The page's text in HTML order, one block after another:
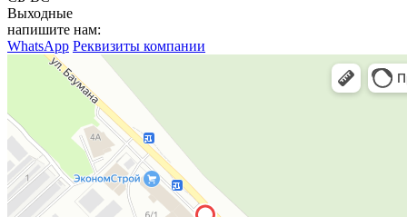
Выходные
напишите нам:
WhatsApp Реквизиты компании